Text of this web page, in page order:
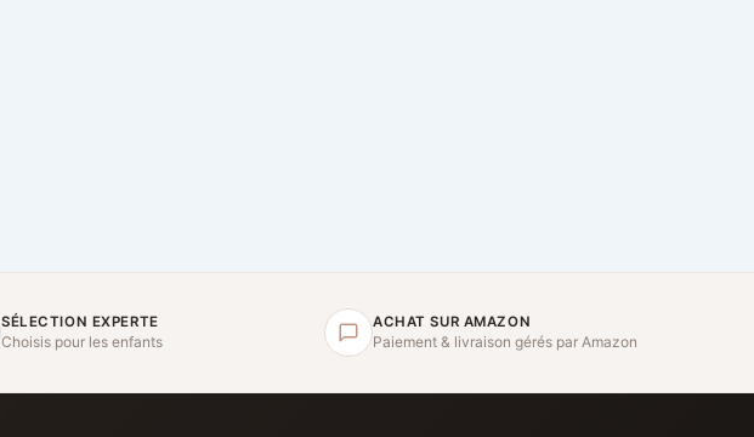
SÉLECTION EXPERTE
Choisis pour les enfants
ACHAT SUR AMAZON
Paiement & livraison gérés par Amazon